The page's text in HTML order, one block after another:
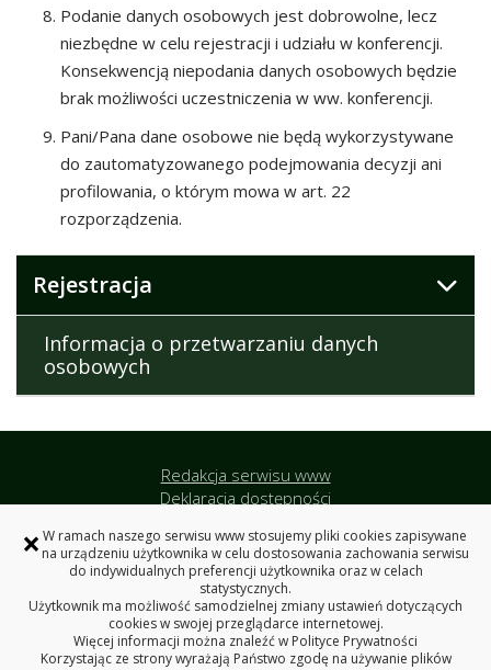
× W ramach naszego serwisu www stosujemy pliki cookies zapisywane
na urządzeniu użytkownika w celu dostosowania zachowania serwisu
do indywidualnych preferencji użytkownika oraz w celach
statystycznych.
Użytkownik ma możliwość samodzielnej zmiany ustawień dotyczących
cookies w swojej przeglądarce internetowej.
Więcej informacji można znaleźć w Polityce Prywatności
Korzystając ze strony wyrażają Państwo zgodę na używanie plików
Podanie danych osobowych jest dobrowolne, lecz
niezbędne w celu rejestracji i udziału w konferencji.
Konsekwencją niepodania danych osobowych będzie
brak możliwości uczestniczenia w ww. konferencji.
Pani/Pana dane osobowe nie będą wykorzystywane
do zautomatyzowanego podejmowania decyzji ani
profilowania, o którym mowa w art. 22
rozporządzenia.
Rejestracja
Informacja o przetwarzaniu danych
osobowych
Redakcja serwisu www
Deklaracja dostępności
Politechnika Białostocka
VIII Konferencja Naukowo-Techniczna TEFEN
Politechnika Białostocka